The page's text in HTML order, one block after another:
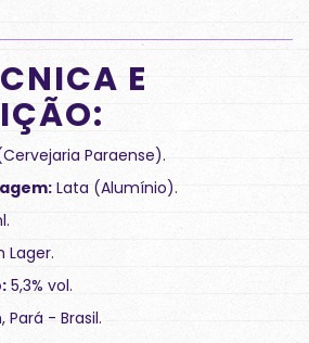
E
Paraense).
Lata (Alumínio).
Lager.
5,3% vol.
Pará - Brasil.